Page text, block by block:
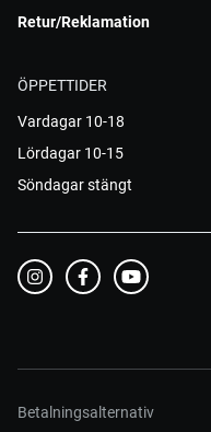
Retur/Reklamation
ÖPPETTIDER
Vardagar 10-18
Lördagar 10-15
Söndagar stängt
Betalningsalternativ